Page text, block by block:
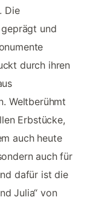
Die
und
durch ihren
Weltberühmt
Erbstücke,
auch heute
auch für
dafür ist die
Julia“ von